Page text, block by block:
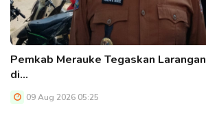
Pemkab Merauke Tegaskan
di…
09 Aug 2026 05:25